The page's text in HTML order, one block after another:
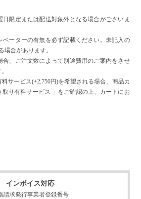
限定または配送対象外となる場合がございま
ーターの有無を必ず記載ください。未記入の
場合があります。
合、ご注文数によって別途費用のご案内をさせ
サービス(+2,750円)を希望される場合、商品カ
り有料サービス 」をご確認の上、カートにお
インボイス対応
請求発行事業者登録番号